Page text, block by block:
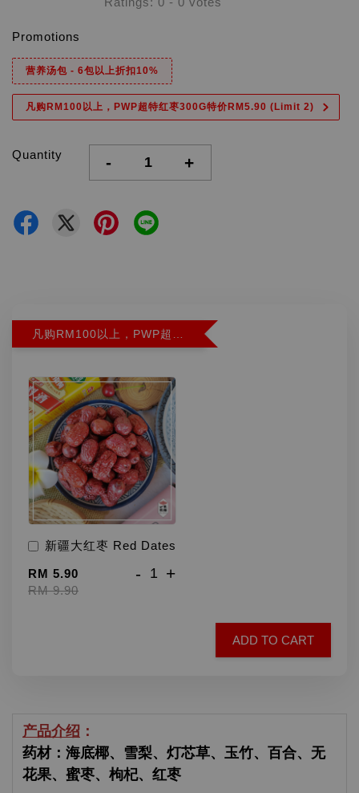
Promotions
营养汤包 - 6包以上折扣10%
凡购RM100以上，PWP超特红枣300G特价RM5.90 (Limit 2)
Quantity - +
新疆大红枣 Red Dates
RM 5.90
RM 9.90
- +
ADD TO CART
产品介绍 ：
药材：海底椰、雪梨、灯芯草、玉竹、百合、无
花果、蜜枣、枸杞、红枣